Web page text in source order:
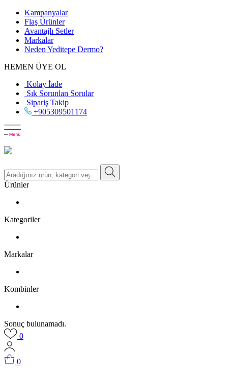
Kampanyalar
Flaş Ürünler
Avantajlı Setler
Markalar
Neden Yeditepe Dermo?
HEMEN ÜYE OL
Kolay İade
Sık Sorunlan Sorular
Sipariş Takip
+905309501174
Ürünler
Kategoriler
Markalar
Kombinler
Sonuç bulunamadı.
0
0